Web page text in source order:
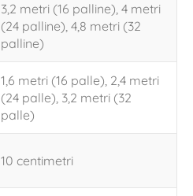
3,2 metri (16 palline), 4 metri
(24 palline), 4,8 metri (32
palline)
1,6 metri (16 palle), 2,4 metri
(24 palle), 3,2 metri (32
palle)
10 centimetri